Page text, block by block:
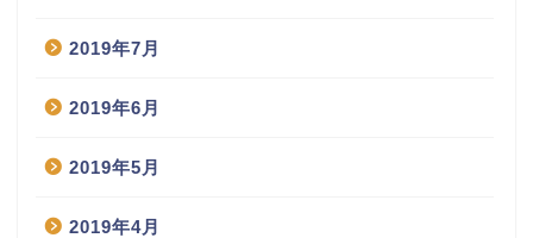
2019年7月
2019年6月
2019年5月
2019年4月